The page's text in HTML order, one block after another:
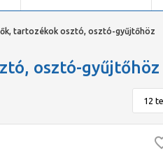
tartozékok osztó, osztó-gyűjtőhöz
osztó-gyűjtőhöz